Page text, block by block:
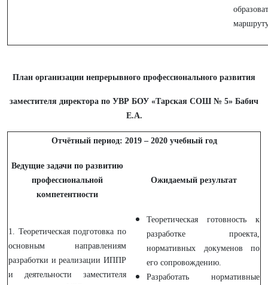
План организации непрерывного профессионального развития
заместителя директора по УВР БОУ «Тарская СОШ № 5» Бабич
Е.А.
Отчётный период: 2019 – 2020 учебный год
Ведущие задачи по развитию
профессиональной
компетентности
Ожидаемый результат
1. Теоретическая подготовка по
основным направлениям
разработки и реализации ИППР
и деятельности заместителя
Теоретическая готовность к
разработке проекта,
нормативных докуменов по
его сопровождению.
Разработать нормативные